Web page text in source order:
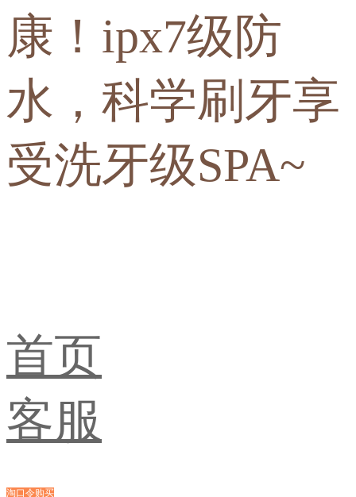
康！ipx7级防
水，科学刷牙享
受洗牙级SPA~
首页
客服
淘口令购买